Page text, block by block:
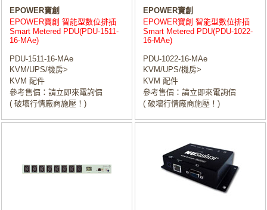
EPOWER寶創
EPOWER寶創 智能型數位排插
Smart Metered PDU(PDU-1511-
16-MAe)
PDU-1511-16-MAe
KVM/UPS/機房>
KVM 配件
參考售價：請立即來電詢價
( 破壞行情廠商施壓！)
EPOWER寶創
EPOWER寶創 智能型數位排插
Smart Metered PDU(PDU-1022-
16-MAe)
PDU-1022-16-MAe
KVM/UPS/機房>
KVM 配件
參考售價：請立即來電詢價
( 破壞行情廠商施壓！)